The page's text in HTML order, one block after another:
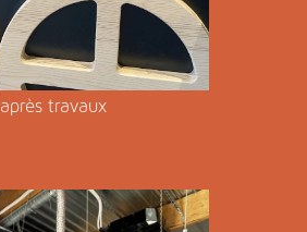
après travaux